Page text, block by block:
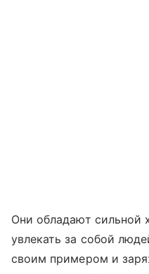
Они обладают сильной
увлекать за собой
своим примером и